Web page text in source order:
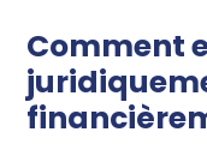
Comment